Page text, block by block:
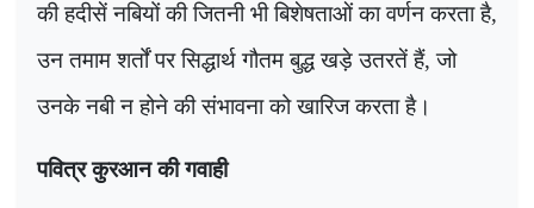
की हदीसें नबियों की जितनी भी बिशेषताओं का वर्णन करता है,
उन तमाम शर्तों पर सिद्धार्थ गौतम बुद्ध खड़े उतरतें हैं,जो
उनके नबी न होने की संभावना को खारिज करता है।
पवित्र कुरआन की गवाही